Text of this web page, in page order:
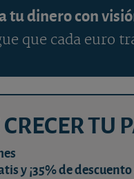
tu dinero con
que cada euro
TU
y ¡35% de